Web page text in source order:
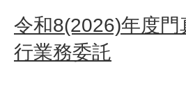
令和8(2026)年度
行業務委託